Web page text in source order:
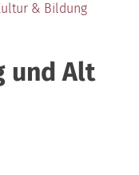
& Bildung
und Alt